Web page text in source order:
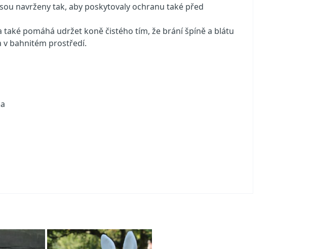
navrženy tak, aby poskytovaly ochranu také před
pomáhá udržet koně čistého tím, že brání špíně a blátu
v bahnitém prostředí.